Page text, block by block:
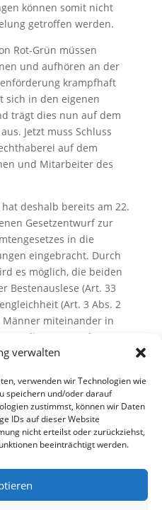
verwalten
verwenden wir Technologien wie
speichern und/oder darauf
zustimmst, können wir Daten
IDs auf dieser Website
nicht erteilst oder zurückziehst,
beeinträchtigt werden.
können somit nicht
getroffen werden.
Rot-Grün müssen
und aufhören an der
krampfhaft
sich in den eigenen
trägt dies nun auf dem
Jetzt muss Schluss
auf dem
und Mitarbeiter des
deshalb bereits am 22.
Gesetzentwurf zur
in die
eingebracht. Durch
es möglich, die beiden
Bestenauslese (Art. 33
(Art. 3 Abs. 2
Männer miteinander in
an diesen Grundsätzen
in seiner heutigen